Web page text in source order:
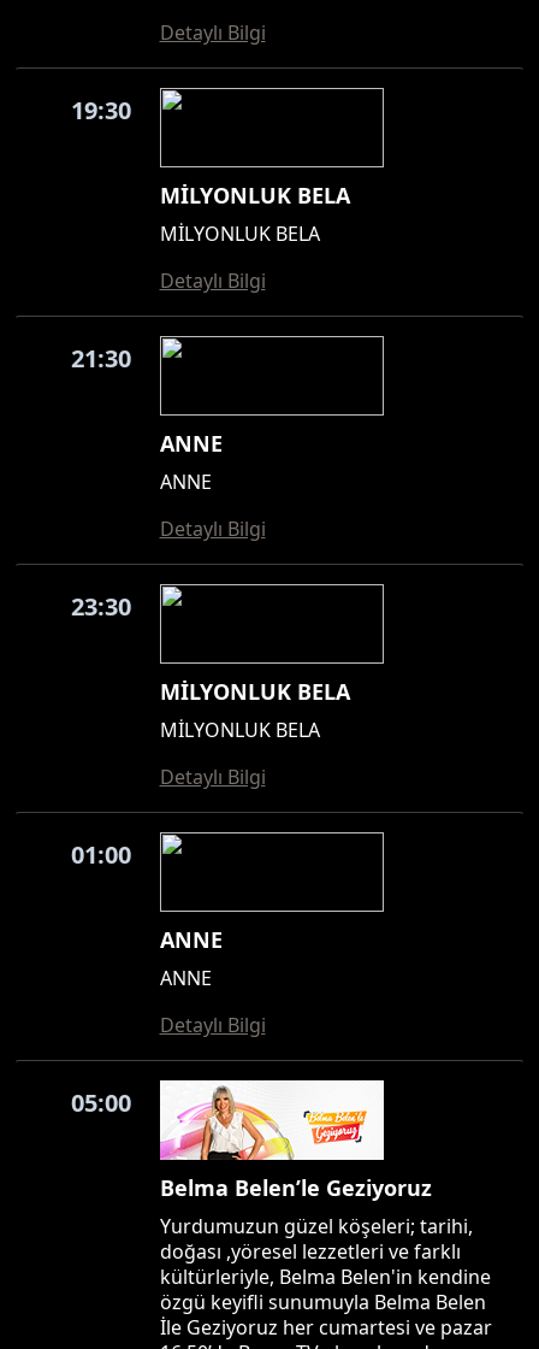
Detaylı Bilgi
19:30
MİLYONLUK BELA
MİLYONLUK BELA
Detaylı Bilgi
21:30
ANNE
ANNE
Detaylı Bilgi
23:30
MİLYONLUK BELA
MİLYONLUK BELA
Detaylı Bilgi
01:00
ANNE
ANNE
Detaylı Bilgi
05:00
Belma Belen’le Geziyoruz
Yurdumuzun güzel köşeleri; tarihi,
doğası ,yöresel lezzetleri ve farklı
kültürleriyle, Belma Belen'in kendine
özgü keyifli sunumuyla Belma Belen
İle Geziyoruz her cumartesi ve pazar